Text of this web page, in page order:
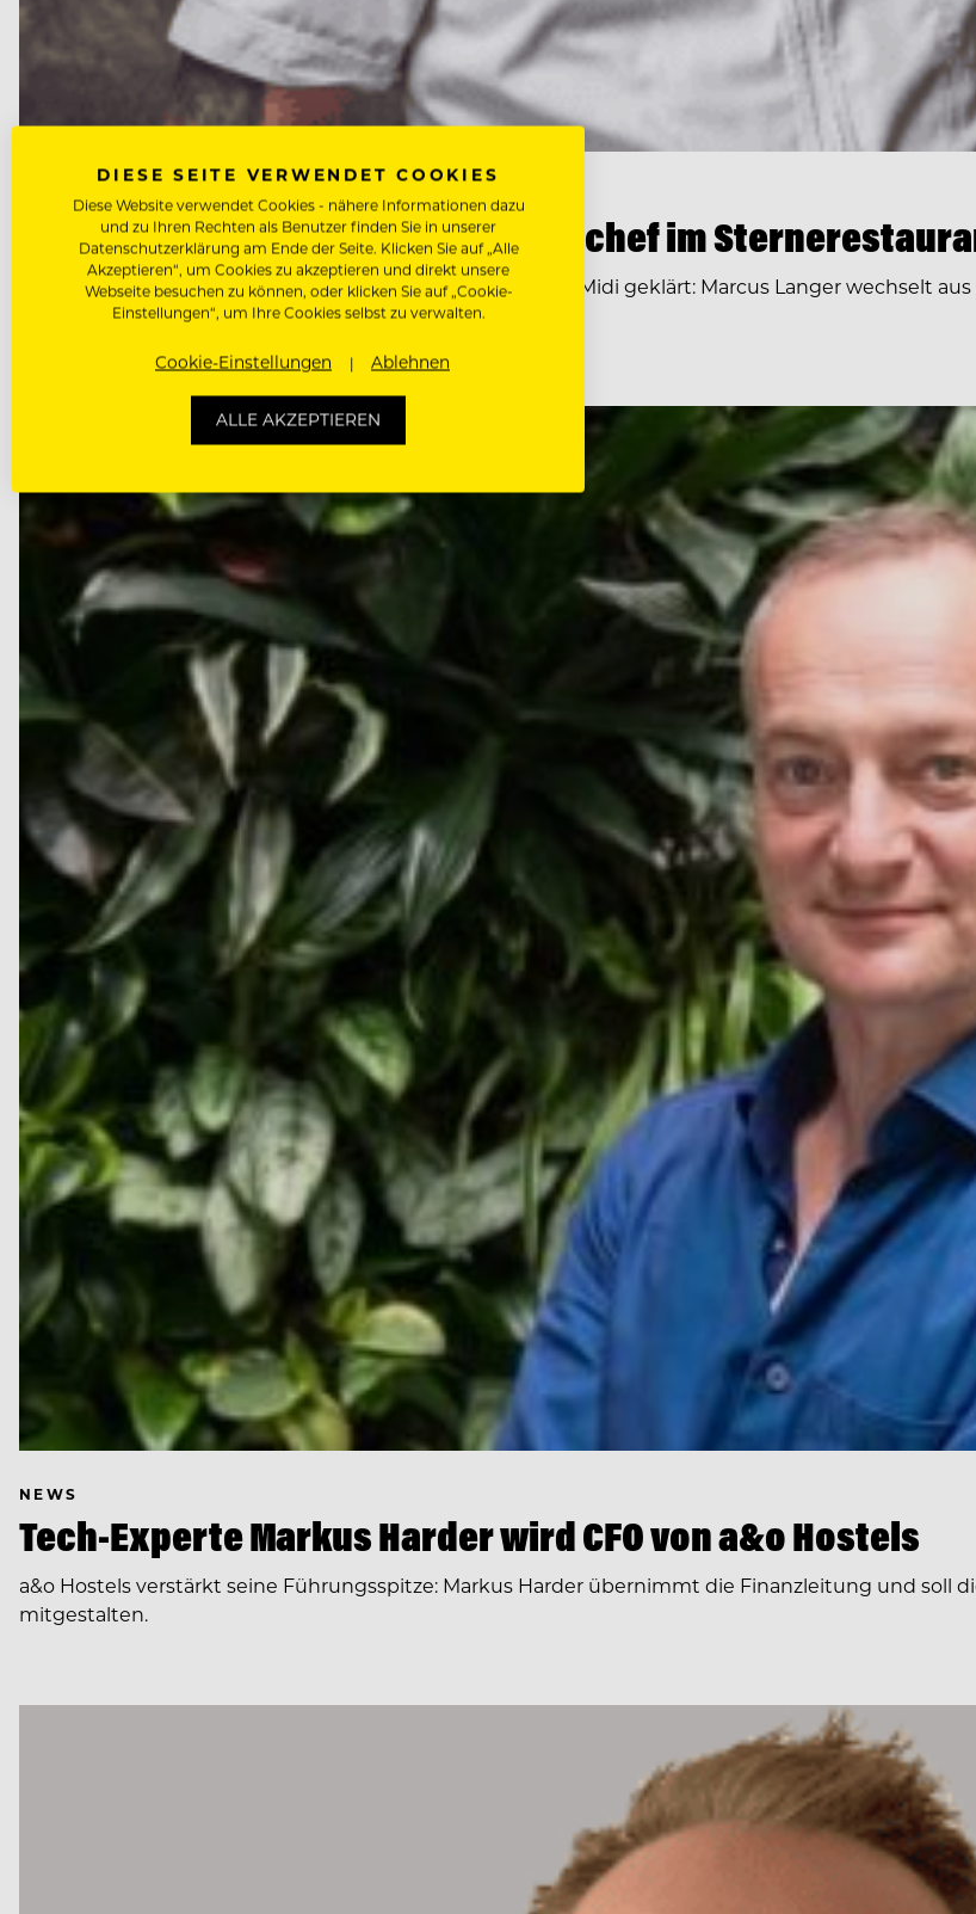
NEWS
Marcus Langer wird neuer Küchenchef im
Nach dem Abschied von Peter Wirbel ist die Nachfolge im Midi geklärt: Marcus Langer wechselt
September die…
NEWS
Tech-Experte Markus Harder wird CFO von a&o Hostels
a&o Hostels verstärkt seine Führungsspitze: Markus Harder übernimmt die Finanzleitung und soll
mitgestalten.
DIESE SEITE VERWENDET COOKIES
Diese Website verwendet Cookies - nähere Informationen dazu
und zu Ihren Rechten als Benutzer finden Sie in unserer
Datenschutzerklärung am Ende der Seite. Klicken Sie auf „Alle
Akzeptieren“, um Cookies zu akzeptieren und direkt unsere
Webseite besuchen zu können, oder klicken Sie auf „Cookie-
Einstellungen“, um Ihre Cookies selbst zu verwalten.
Cookie-Einstellungen Ablehnen
ALLE AKZEPTIEREN